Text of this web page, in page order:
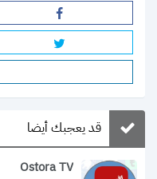
قد يعجبك أيضا
Ostora TV